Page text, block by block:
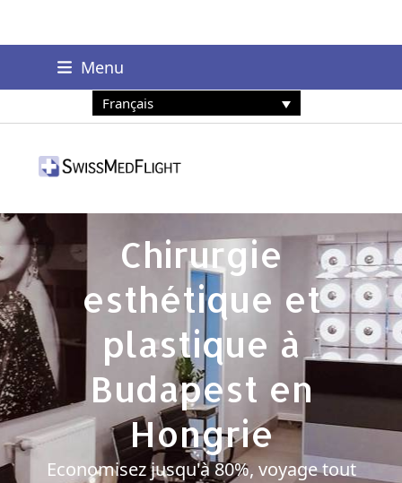
Menu
Français
Chirurgie
esthétique et
plastique à
Budapest en
Hongrie
Economisez jusqu'à 80%, voyage tout